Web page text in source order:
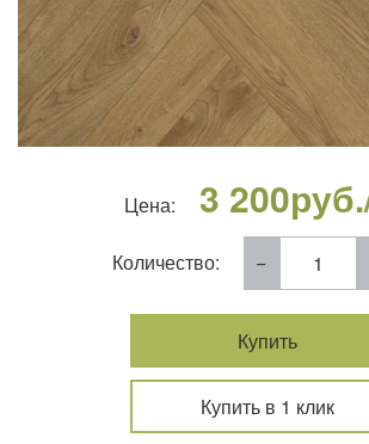
Цена: 3 200
Количество:
Купить
Купить в 1 клик